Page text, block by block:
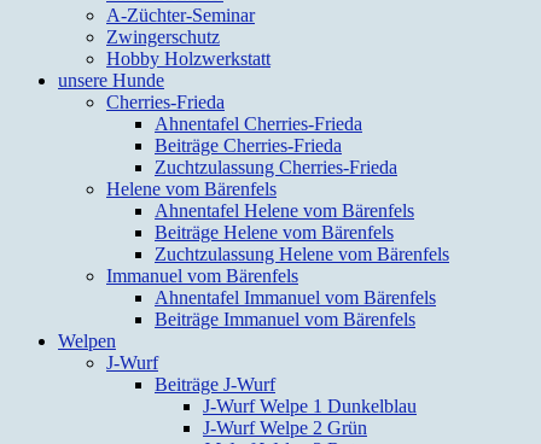
A-Züchter-Seminar
Zwingerschutz
Hobby Holzwerkstatt
unsere Hunde
Cherries-Frieda
Ahnentafel Cherries-Frieda
Beiträge Cherries-Frieda
Zuchtzulassung Cherries-Frieda
Helene vom Bärenfels
Ahnentafel Helene vom Bärenfels
Beiträge Helene vom Bärenfels
Zuchtzulassung Helene vom Bärenfels
Immanuel vom Bärenfels
Ahnentafel Immanuel vom Bärenfels
Beiträge Immanuel vom Bärenfels
Welpen
J-Wurf
Beiträge J-Wurf
J-Wurf Welpe 1 Dunkelblau
J-Wurf Welpe 2 Grün